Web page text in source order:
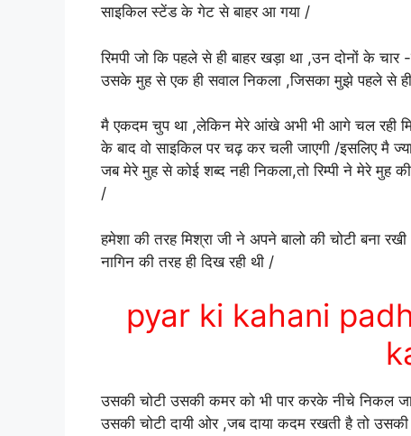
साइकिल स्टेंड के गेट से बाहर आ गया /
रिमपी जो कि पहले से ही बाहर खड़ा था ,उन दोनों के
उसके मुह से एक ही सवाल निकला ,जिसका मुझे पहले से ही
मै एकदम चुप था ,लेकिन मेरे आंखे अभी भी आगे चल रही
के बाद वो साइकिल पर चढ़ कर चली जाएगी /इसलिए मै
जब मेरे मुह से कोई शब्द नही निकला,तो रिम्पी ने मेरे
/
हमेशा की तरह मिश्रा जी ने अपने बालो की चोटी बना
नागिन की तरह ही दिख रही थी /
pyar ki kahani
उसकी चोटी उसकी कमर को भी पार करके नीचे निकल
उसकी चोटी दायी ओर ,जब दाया कदम रखती है तो उसकी